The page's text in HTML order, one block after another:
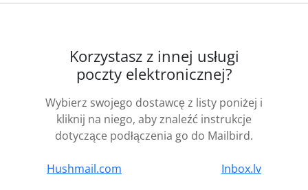
Korzystasz z innej usługi
poczty elektronicznej?
Wybierz swojego dostawcę z listy poniżej i
kliknij na niego, aby znaleźć instrukcje
dotyczące podłączenia go do Mailbird.
Hushmail.com
Inbox.lv